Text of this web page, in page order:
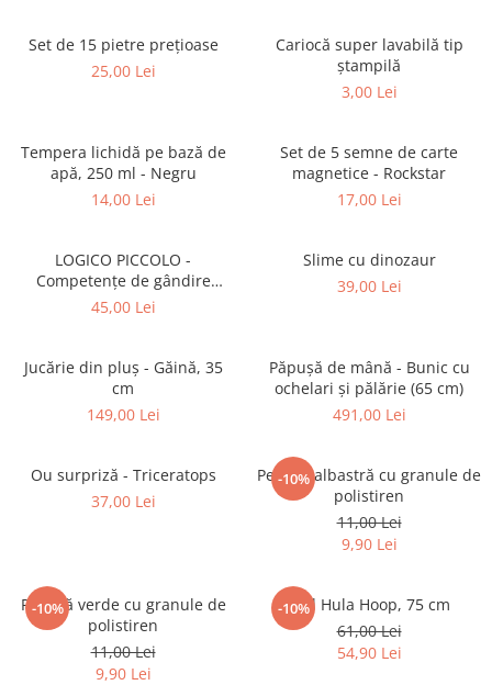
Puzzle-uri progresive
Puzzle-uri stratificate
Instrumente si accesorii pentru
pictura
Lucru manual
Cusut si tricotaj
Lipici si adezivi
Modelaj
Pictura pe numere
Seturi de creatie
Tablouri diamonds
Jocuri de societate pentru copii
Jocuri pentru stimularea
senzoriala
Stimulare tactila
Stimulare vizuala
Set de 15 pietre prețioase
25,00 Lei
Cariocă super lavabilă tip
ștampilă
3,00 Lei
Tempera lichidă pe bază de
apă, 250 ml - Negru
14,00 Lei
Set de 5 semne de carte
magnetice - Rockstar
17,00 Lei
LOGICO PICCOLO -
Competențe de gândire
logică. Clasificare
45,00 Lei
Slime cu dinozaur
39,00 Lei
Jucărie din pluș - Găină, 35
cm
149,00 Lei
Păpușă de mână - Bunic cu
ochelari și pălărie (65 cm)
491,00 Lei
Ou surpriză - Triceratops
37,00 Lei
-10%
Perniţă albastră cu granule de
polistiren
11,00 Lei
9,90 Lei
-10%
Perniţă verde cu granule de
polistiren
11,00 Lei
9,90 Lei
-10%
Inel Hula Hoop, 75 cm
61,00 Lei
54,90 Lei